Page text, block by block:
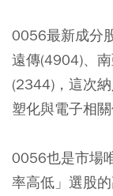
0056最新成分
遠傳(4904)、
(2344)，這次
塑化與電子相
0056也是市場
率高低」選股